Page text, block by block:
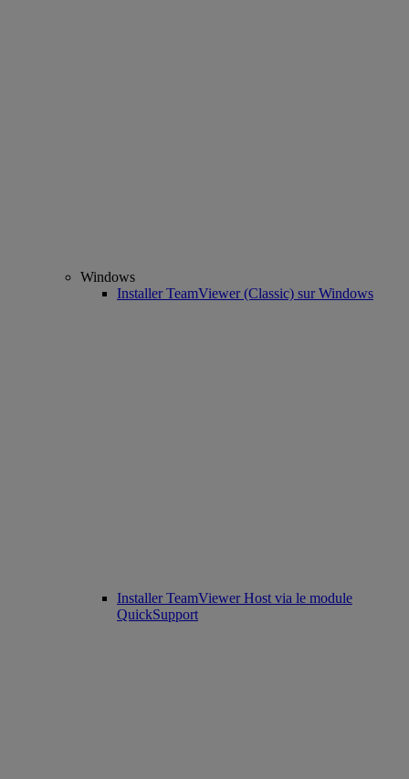
Windows
Installer TeamViewer (Classic) sur Windows
Installer TeamViewer Host via le module
QuickSupport